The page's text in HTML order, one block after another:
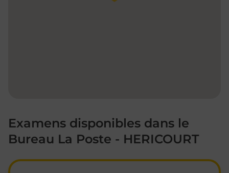
Examens disponibles dans le
Bureau La Poste - HERICOURT